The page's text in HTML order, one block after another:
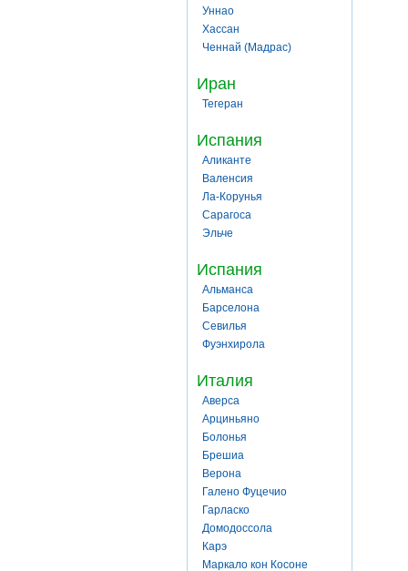
Уннао
Хассан
Ченнай (Мадрас)
Иран
Тегеран
Испания
Аликанте
Валенсия
Ла-Корунья
Сарагоса
Эльче
Испания
Альманса
Барселона
Севилья
Фуэнхирола
Италия
Аверса
Арциньяно
Болонья
Брешиа
Верона
Галено Фуцечио
Гарласко
Домодоссола
Карэ
Маркало кон Косоне